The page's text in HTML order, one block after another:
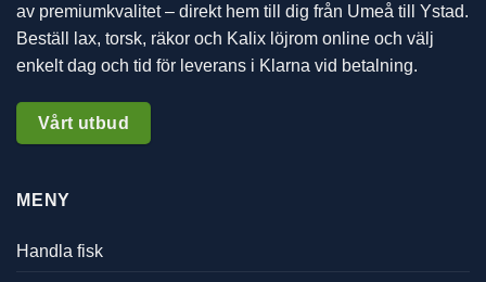
av premiumkvalitet – direkt hem till dig från Umeå till Ystad.
Beställ lax, torsk, räkor och Kalix löjrom online och välj
enkelt dag och tid för leverans i Klarna vid betalning.
Vårt utbud
MENY
Handla fisk